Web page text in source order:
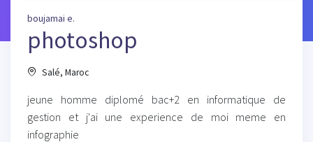
boujamai e.
photoshop
Salé, Maroc
jeune homme diplomé bac+2 en informatique de
gestion et j'ai une experience de moi meme en
infographie